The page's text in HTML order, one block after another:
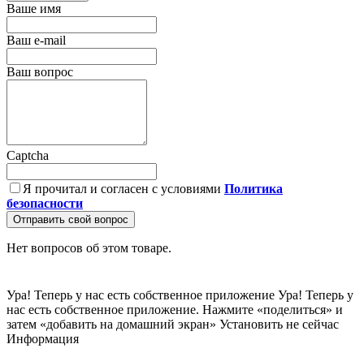
Ваше имя
Ваш e-mail
Ваш вопрос
Captcha
Я прочитал и согласен с условиями Политика
безопасности
Отправить свой вопрос
Нет вопросов об этом товаре.
Ура! Теперь у нас есть собственное приложение Ура! Теперь у
нас есть собственное приложение. Нажмите «поделиться» и
затем «добавить на домашний экран» Установить не сейчас
Информация